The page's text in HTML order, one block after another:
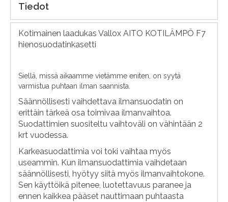
Tiedot
Kotimainen laadukas Vallox AITO KOTILÄMPÖ F7
hienosuodatinkasetti
Siellä, missä aikaamme vietämme eniten, on syytä
varmistua puhtaan ilman saannista.
Säännöllisesti vaihdettava ilmansuodatin on
erittäin tärkeä osa toimivaa ilmanvaihtoa.
Suodattimien suositeltu vaihtoväli on vähintään 2
krt vuodessa.
Karkeasuodattimia voi toki vaihtaa myös
useammin. Kun ilmansuodattimia vaihdetaan
säännöllisesti, hyötyy siitä myös ilmanvaihtokone.
Sen käyttöikä pitenee, luotettavuus paranee ja
ennen kaikkea pääset nauttimaan puhtaasta